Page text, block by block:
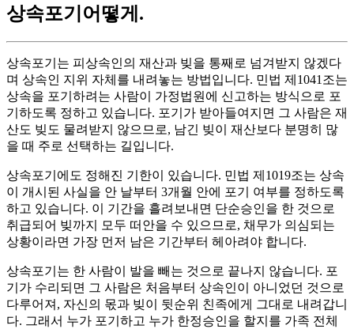
상속포기어떻게 .
상속포기는 피상속인의 재산과 빚을 통째로 넘겨받지 않겠다
며 상속인 지위 자체를 내려놓는 방법입니다. 민법 제1041조는
상속을 포기하려는 사람이 가정법원에 신고하는 방식으로 포
기하도록 정하고 있습니다. 포기가 받아들여지면 그 사람은 재
산도 빚도 물려받지 않으므로, 남긴 빚이 재산보다 분명히 많
을 때 주로 선택하는 길입니다.
상속포기에도 정해진 기한이 있습니다. 민법 제1019조는 상속
이 개시된 사실을 안 날부터 3개월 안에 포기 여부를 정하도록
하고 있습니다. 이 기간을 흘려보내면 단순승인을 한 것으로
취급되어 빚까지 모두 떠안을 수 있으므로, 채무가 의심되는
상황이라면 가장 먼저 남은 기간부터 헤아려야 합니다.
상속포기는 한 사람이 발을 빼는 것으로 끝나지 않습니다. 포
기가 수리되면 그 사람은 처음부터 상속인이 아니었던 것으로
다루어져, 자신의 몫과 빚이 뒷순위 친족에게 그대로 내려갑니
다. 그래서 누가 포기하고 누가 한정승인을 할지를 가족 전체